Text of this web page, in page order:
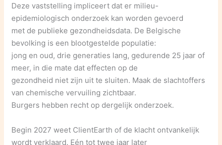
Deze vaststelling impliceert dat er milieu-
epidemiologisch onderzoek kan worden gevoerd
met de publieke gezondheidsdata. De Belgische
bevolking is een blootgestelde populatie:
jong en oud, drie generaties lang, gedurende 25 jaar of
meer, in die mate dat effecten op de
gezondheid niet zijn uit te sluiten. Maak de slachtoffers
van chemische vervuiling zichtbaar.
Burgers hebben recht op dergelijk onderzoek.
Begin 2027 weet ClientEarth of de klacht ontvankelijk
wordt verklaard. Eén tot twee jaar later